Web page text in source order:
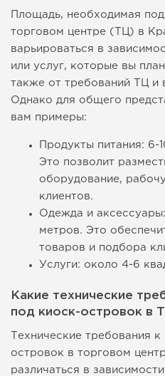
Площадь, необходимая
торговом центре (ТЦ) в
варьироваться в
или услуг, которые вы
также от требований ТЦ и
Однако для общего
вам примеры:
Продукты питания: 6-
Это позволит
оборудование,
клиентов.
Одежда и
метров. Это
товаров и подбора
Услуги: около 4-6
Какие технические
под киоск-островок в
Технические требования
островок в торговом
различаться в